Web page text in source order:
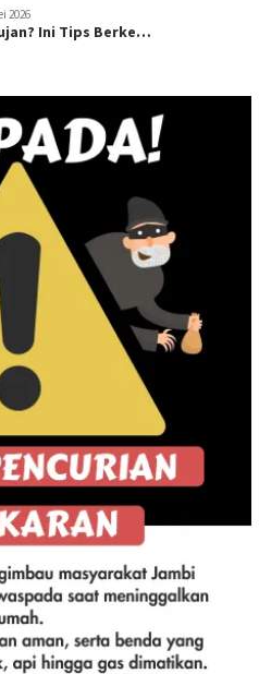
2026
Ini Tips Berke…